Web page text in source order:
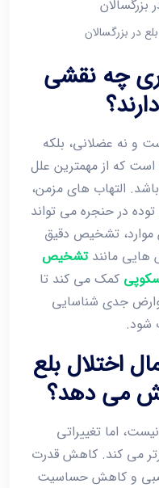
در بزرگسالان
چه نقشی
و نه عضلانی، بلکه
که از مهمترین علل
التهاب ‌های مزمن،
در حنجره می ‌تواند
موارد، تشخیص دقیق
هایی مانندتشخیص
کمک می ‌کند تا
جدی شناسایی
شود.
اختلال بلع
می ‌دهد؟
اما تغییراتی
می ‌کند. کاهش قدرت
و کاهش حساسیت